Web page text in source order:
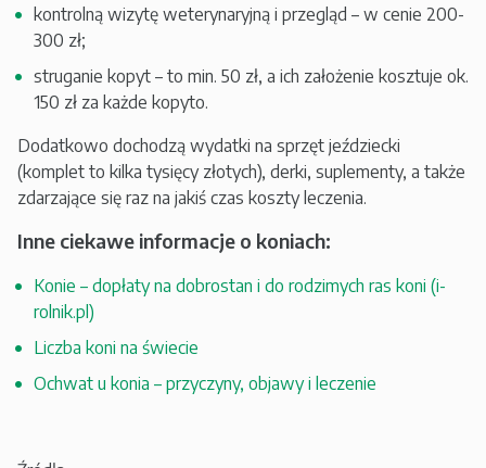
kontrolną wizytę weterynaryjną i przegląd – w cenie 200-
300 zł;
struganie kopyt – to min. 50 zł, a ich założenie kosztuje ok.
150 zł za każde kopyto.
Dodatkowo dochodzą wydatki na sprzęt jeździecki
(komplet to kilka tysięcy złotych), derki, suplementy, a także
zdarzające się raz na jakiś czas koszty leczenia.
Inne ciekawe informacje o koniach:
Konie – dopłaty na dobrostan i do rodzimych ras koni (i-
rolnik.pl)
Liczba koni na świecie
Ochwat u konia – przyczyny, objawy i leczenie